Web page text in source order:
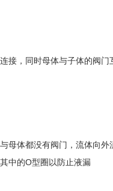
，同时母体与子体的阀门
体都没有阀门，流体向外
中的O型圈以防止液漏